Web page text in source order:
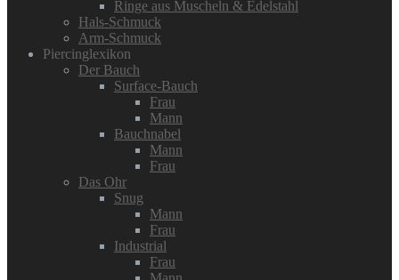
Ringe aus Muscheln & Edelstahl
Hals-Schmuck
Arm-Schmuck
Piercinglexikon
Der Bauch
Surface-Bauch
Frau
Mann
Bauchnabel
Mann
Frau
Das Ohr
Snug
Mann
Frau
Industrial
Frau